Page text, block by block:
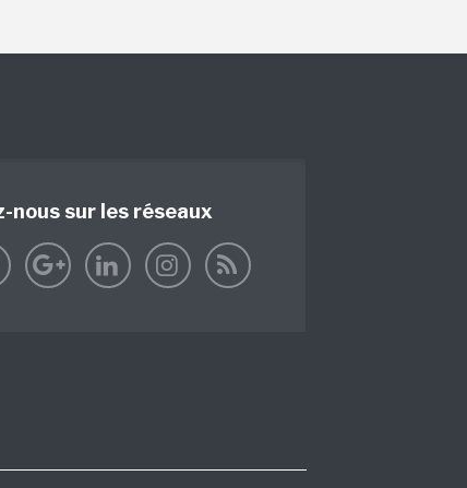
nous sur les réseaux